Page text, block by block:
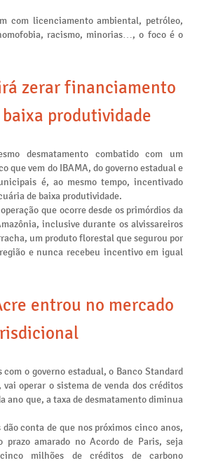
com licenciamento ambiental, petróleo,
racismo, minorias…, o foco é o
zerar financiamento
produtividade
desmatamento combatido com um
que vem do IBAMA, do governo estadual e
é, ao mesmo tempo, incentivado
de baixa produtividade.
que ocorre desde os primórdios da
inclusive durante os alvissareiros
um produto florestal que segurou por
e nunca recebeu incentivo em igual
entrou no mercado
com o governo estadual, o Banco Standard
operar o sistema de venda dos créditos
ano que, a taxa de desmatamento diminua
conta de que nos próximos cinco anos,
prazo amarado no Acordo de Paris, seja
milhões de créditos de carbono